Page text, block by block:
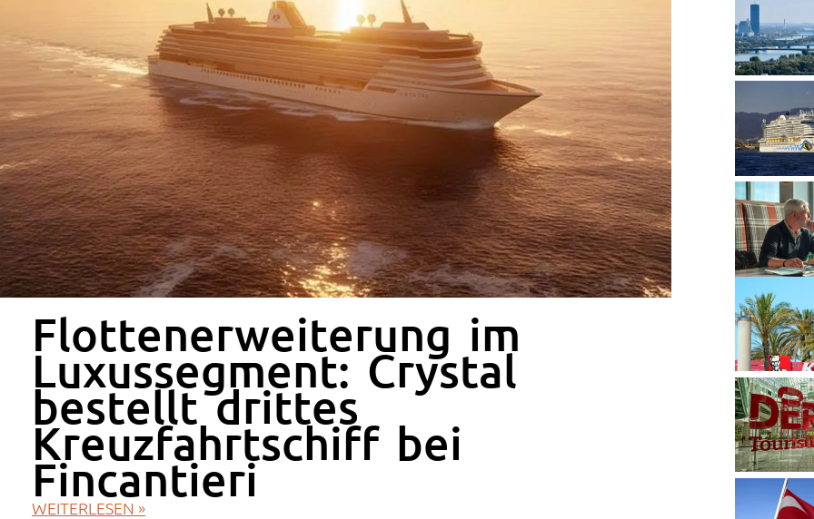
Flottenerweiterung im
Luxussegment: Crystal
bestellt drittes
Kreuzfahrtschiff bei
Fincantieri
WEITERLESEN »